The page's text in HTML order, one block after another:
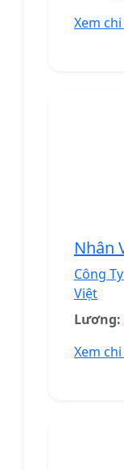
Xem
Nhân
Công
Việt
Lương:
Xem